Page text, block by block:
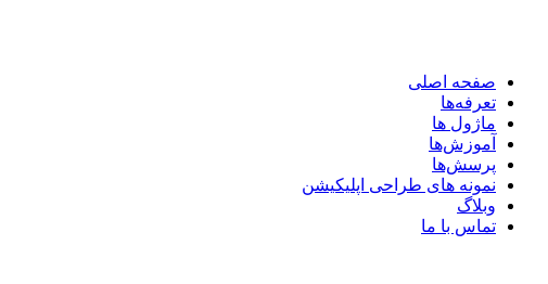
صفحه اصلی
تعرفه‌ها
ماژول ها
آموزش‌ها
پرسش‌ها
نمونه های طراحی اپلیکیشن
وبلاگ
تماس با ما